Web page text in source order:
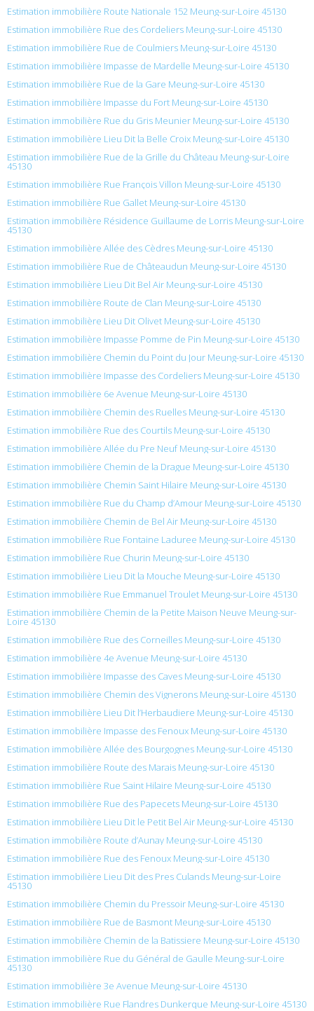
Estimation immobilière Route Nationale 152 Meung-sur-Loire 45130
Estimation immobilière Rue des Cordeliers Meung-sur-Loire 45130
Estimation immobilière Rue de Coulmiers Meung-sur-Loire 45130
Estimation immobilière Impasse de Mardelle Meung-sur-Loire 45130
Estimation immobilière Rue de la Gare Meung-sur-Loire 45130
Estimation immobilière Impasse du Fort Meung-sur-Loire 45130
Estimation immobilière Rue du Gris Meunier Meung-sur-Loire 45130
Estimation immobilière Lieu Dit la Belle Croix Meung-sur-Loire 45130
Estimation immobilière Rue de la Grille du Château Meung-sur-Loire
45130
Estimation immobilière Rue François Villon Meung-sur-Loire 45130
Estimation immobilière Rue Gallet Meung-sur-Loire 45130
Estimation immobilière Résidence Guillaume de Lorris Meung-sur-Loire
45130
Estimation immobilière Allée des Cèdres Meung-sur-Loire 45130
Estimation immobilière Rue de Châteaudun Meung-sur-Loire 45130
Estimation immobilière Lieu Dit Bel Air Meung-sur-Loire 45130
Estimation immobilière Route de Clan Meung-sur-Loire 45130
Estimation immobilière Lieu Dit Olivet Meung-sur-Loire 45130
Estimation immobilière Impasse Pomme de Pin Meung-sur-Loire 45130
Estimation immobilière Chemin du Point du Jour Meung-sur-Loire 45130
Estimation immobilière Impasse des Cordeliers Meung-sur-Loire 45130
Estimation immobilière 6e Avenue Meung-sur-Loire 45130
Estimation immobilière Chemin des Ruelles Meung-sur-Loire 45130
Estimation immobilière Rue des Courtils Meung-sur-Loire 45130
Estimation immobilière Allée du Pre Neuf Meung-sur-Loire 45130
Estimation immobilière Chemin de la Drague Meung-sur-Loire 45130
Estimation immobilière Chemin Saint Hilaire Meung-sur-Loire 45130
Estimation immobilière Rue du Champ d’Amour Meung-sur-Loire 45130
Estimation immobilière Chemin de Bel Air Meung-sur-Loire 45130
Estimation immobilière Rue Fontaine Laduree Meung-sur-Loire 45130
Estimation immobilière Rue Churin Meung-sur-Loire 45130
Estimation immobilière Lieu Dit la Mouche Meung-sur-Loire 45130
Estimation immobilière Rue Emmanuel Troulet Meung-sur-Loire 45130
Estimation immobilière Chemin de la Petite Maison Neuve Meung-sur-
Loire 45130
Estimation immobilière Rue des Corneilles Meung-sur-Loire 45130
Estimation immobilière 4e Avenue Meung-sur-Loire 45130
Estimation immobilière Impasse des Caves Meung-sur-Loire 45130
Estimation immobilière Chemin des Vignerons Meung-sur-Loire 45130
Estimation immobilière Lieu Dit l’Herbaudiere Meung-sur-Loire 45130
Estimation immobilière Impasse des Fenoux Meung-sur-Loire 45130
Estimation immobilière Allée des Bourgognes Meung-sur-Loire 45130
Estimation immobilière Route des Marais Meung-sur-Loire 45130
Estimation immobilière Rue Saint Hilaire Meung-sur-Loire 45130
Estimation immobilière Rue des Papecets Meung-sur-Loire 45130
Estimation immobilière Lieu Dit le Petit Bel Air Meung-sur-Loire 45130
Estimation immobilière Route d’Aunay Meung-sur-Loire 45130
Estimation immobilière Rue des Fenoux Meung-sur-Loire 45130
Estimation immobilière Lieu Dit des Pres Culands Meung-sur-Loire
45130
Estimation immobilière Chemin du Pressoir Meung-sur-Loire 45130
Estimation immobilière Rue de Basmont Meung-sur-Loire 45130
Estimation immobilière Chemin de la Batissiere Meung-sur-Loire 45130
Estimation immobilière Rue du Général de Gaulle Meung-sur-Loire
45130
Estimation immobilière 3e Avenue Meung-sur-Loire 45130
Estimation immobilière Rue Flandres Dunkerque Meung-sur-Loire 45130